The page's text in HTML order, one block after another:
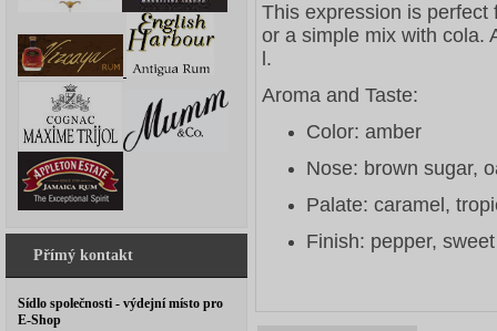
Přímý kontakt
Sídlo společnosti - výdejní místo pro
E-Shop
This expression is
or a simple mix with cola.
l.
Aroma and Taste:
Color: amber
Nose: brown sugar,
Palate: caramel,
Finish: pepper,